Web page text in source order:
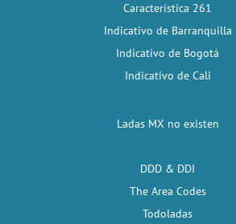
Característica 261
Indicativo de Barranquilla
Indicativo de Bogotá
Indicativo de Cali
Ladas MX no existen
DDD & DDI
The Area Codes
Todoladas